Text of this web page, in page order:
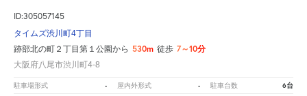
ID:305057145
タイムズ渋川町4丁目
跡部北の町２丁目第１公園から 530m 徒歩 7～10分
大阪府八尾市渋川町4-8
駐車場形式 - 屋内外形式 - 駐車台数 6台